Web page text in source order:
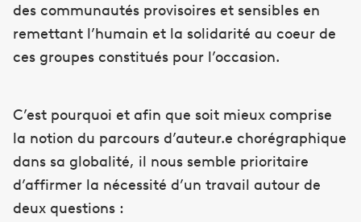
des communautés provisoires et sensibles en
remettant l’humain et la solidarité au coeur de
ces groupes constitués pour l’occasion.
C’est pourquoi et afin que soit mieux comprise
la notion du parcours d’auteur.e chorégraphique
dans sa globalité, il nous semble prioritaire
d’affirmer la nécessité d’un travail autour de
deux questions :